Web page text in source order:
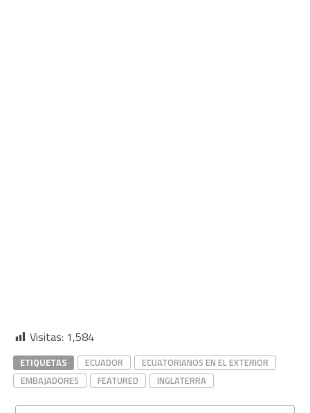
Visitas: 1,584
ETIQUETAS ECUADOR
ECUATORIANOS EN EL EXTERIOR
EMBAJADORES
FEATURED INGLATERRA